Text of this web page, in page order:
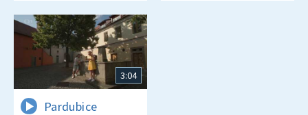
3:04
Pardubice